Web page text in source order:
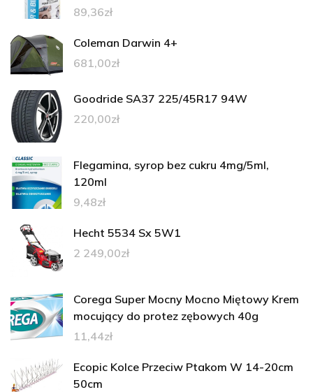
89,36zł
Coleman Darwin 4+
681,00zł
Goodride SA37 225/45R17 94W
220,00zł
Flegamina, syrop bez cukru 4mg/5ml,
120ml
9,48zł
Hecht 5534 Sx 5W1
2 249,00zł
Corega Super Mocny Mocno Miętowy Krem
mocujący do protez zębowych 40g
11,44zł
Ecopic Kolce Przeciw Ptakom W 14-20cm
50cm